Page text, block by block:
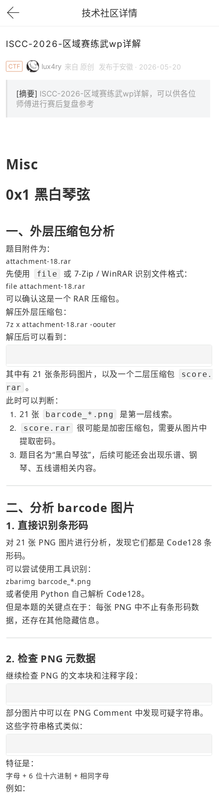
技术社区详情
下拉刷新
ISCC-2026-区域赛练武wp详解
CTF lux4ry 来自 原创 发布于安徽 · 2026-05-20
[摘要] ISCC-2026-区域赛练武wp详解，可以供各位
师傅进行赛后复盘参考
Misc
0x1 黑白琴弦
一、外层压缩包分析
题目附件为：
attachment-18.rar
先使用 file 或 7-Zip / WinRAR 识别文件格式：
file attachment-18.rar
可以确认这是一个 RAR 压缩包。
解压外层压缩包：
7z x attachment-18.rar -oouter
解压后可以看到：
其中有 21 张条形码图片，以及一个二层压缩包
score.
rar 。
此时可以判断：
1 21 张 barcode_*.png 是第一层线索。
2 score.rar
很可能是加密压缩包，需要从图片中
提取密码。
3 题目名为“黑白琴弦”，后续可能还会出现乐谱、钢
琴、五线谱相关内容。
二、分析 barcode 图片
1. 直接识别条形码
对 21 张 PNG 图片进行分析，发现它们都是 Code128 条
形码。
可以尝试使用工具识别：
zbarimg barcode_*.png
或者使用 Python 自己解析 Code128。
但是本题的关键点在于：每张 PNG 中不止有条形码数
据，还存在其他隐藏信息。
2. 检查 PNG 元数据
继续检查 PNG 的文本块和注释字段：
部分图片中可以在 PNG Comment 中发现可疑字符串。
这些字符串格式类似：
特征是：
字母 + 6 位十六进制 + 相同字母
例如：